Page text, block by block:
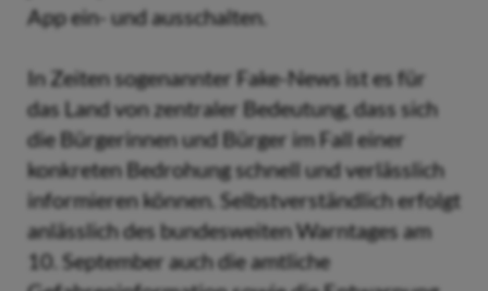
App ein- und ausschalten.
In Zeiten sogenannter Fake-News ist es für
das Land von zentraler Bedeutung, dass sich
die Bürgerinnen und Bürger im Fall einer
konkreten Bedrohung schnell und verlässlich
informieren können. Selbstverständlich erfolgt
anlässlich des bundesweiten Warntages am
10. September auch die amtliche